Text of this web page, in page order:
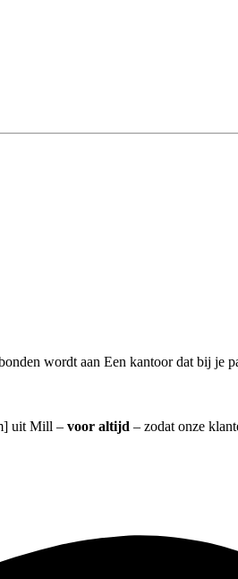
wordt aan Een kantoor dat bij je
uit Mill – voor altijd – zodat onze